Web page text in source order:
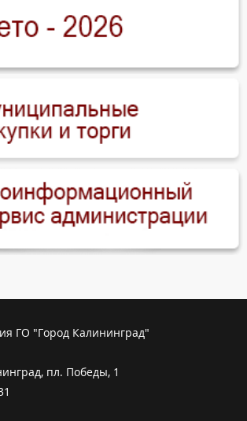
ГО "Город Калининград"
пл. Победы, 1